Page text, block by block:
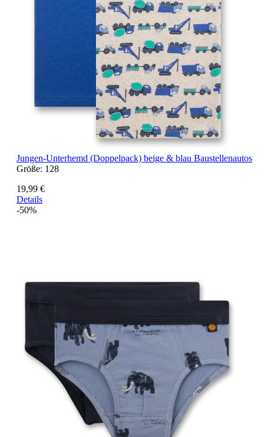
Jungen-Unterhemd (Doppelpack) beige & blau Baustellenautos
Größe: 128
19,99 €
Details
-50%